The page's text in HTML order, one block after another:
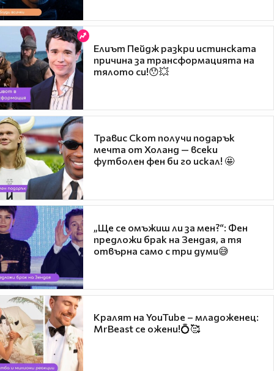
Елиът Пейдж разкри истинската
причина за трансформацията на
тялото си!😯💥
Травис Скот получи подарък
мечта от Холанд — всеки
футболен фен би го искал! 🤩
„Ще се омъжиш ли за мен?“: Фен
предложи брак на Зендая, а тя
отвърна само с три думи😅
Кралят на YouTube – младоженец:
MrBeast се ожени!💍🥰